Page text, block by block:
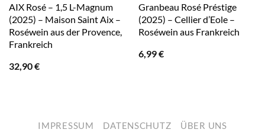
AIX Rosé – 1,5 L-Magnum
(2025) – Maison Saint Aix –
Roséwein aus der Provence,
Frankreich
32,90€
Granbeau Rosé Préstige
(2025) – Cellier d’Eole –
Roséwein aus Frankreich
6,99€
IMPRESSUM DATENSCHUTZ ÜBER UNS